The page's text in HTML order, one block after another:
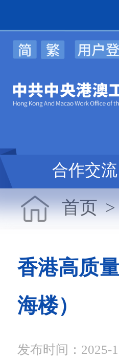
合作交流
首页
香港高质
海楼）
发布时间：2025-